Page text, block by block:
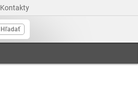
Kontakty
Hľadať